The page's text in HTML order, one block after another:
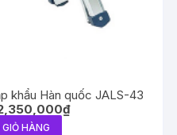
khẩu Hàn quốc JALS-43
₫
HÀNG